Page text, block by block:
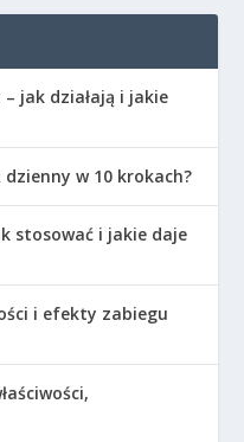
jak działają i jakie
w 10 krokach?
stosować i jakie daje
i efekty zabiegu